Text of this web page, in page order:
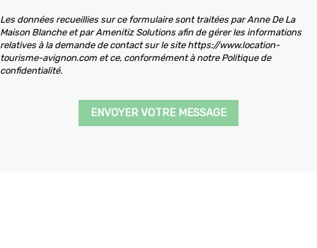
Les données recueillies sur ce formulaire sont traitées par Anne De La
Maison Blanche et par Amenitiz Solutions afin de gérer les informations
relatives à la demande de contact sur le site https://www.location-
tourisme-avignon.com et ce, conformément à notre Politique de
confidentialité.